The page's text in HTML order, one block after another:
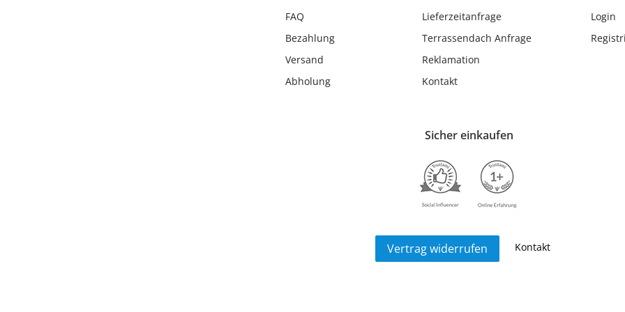
FAQ
Bezahlung
Versand
Abholung
Lieferzeitanfrage
Terrassendach Anfrage
Reklamation
Kontakt
Login
Sicher einkaufen
Vertrag widerrufen Kontakt